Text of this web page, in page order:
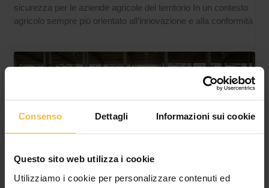
Consenso Dettagli Informazioni sui cookie
Questo sito web utilizza i cookie
Utilizziamo i cookie per personalizzare contenuti ed
sicurezza per le aziende agricole del territorio In un contesto
agricolo sempre più orientato all’innovazione e alla conformità